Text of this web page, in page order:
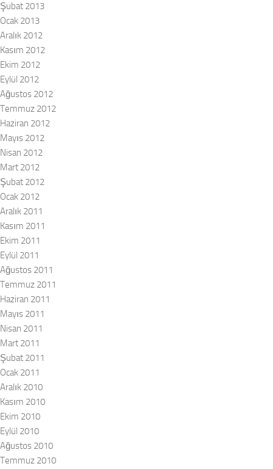
Şubat 2013
Ocak 2013
Aralık 2012
Kasım 2012
Ekim 2012
Eylül 2012
Ağustos 2012
Temmuz 2012
Haziran 2012
Mayıs 2012
Nisan 2012
Mart 2012
Şubat 2012
Ocak 2012
Aralık 2011
Kasım 2011
Ekim 2011
Eylül 2011
Ağustos 2011
Temmuz 2011
Haziran 2011
Mayıs 2011
Nisan 2011
Mart 2011
Şubat 2011
Ocak 2011
Aralık 2010
Kasım 2010
Ekim 2010
Eylül 2010
Ağustos 2010
Temmuz 2010